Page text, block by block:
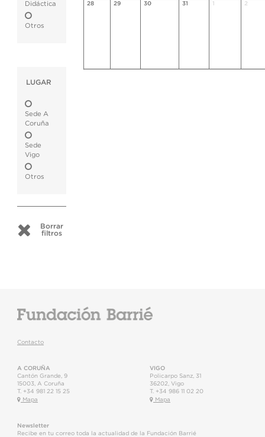
Didáctica
Otros
LUGAR
Sede A
Coruña
Sede
Vigo
Otros
Borrar
filtros
28 29 30 31 2
Contacto
A CORUÑA
Cantón Grande, 9
15003
A Coruña
T. +34 981 22 15 25
Mapa
VIGO
Policarpo Sanz, 31
36202 Vigo
T. +34 986 11 02 20
Mapa
Newsletter
Recibe en tu correo toda la actualidad de la Fundación Barrié